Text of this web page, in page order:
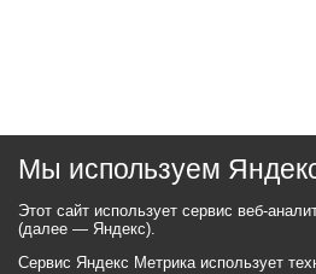
Мы используем
Этот сайт использует сервис веб-
(далее — Яндекс).
Сервис Яндекс Метрика использует